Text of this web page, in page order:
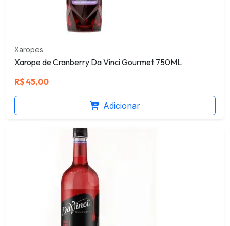
Xaropes
Xarope de Cranberry Da Vinci Gourmet 750ML
R$45,00
Adicionar